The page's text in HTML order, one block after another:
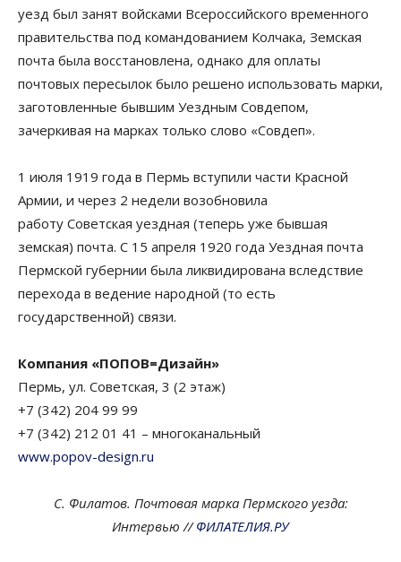
уезд был занят войсками Всероссийского временного
правительства под командованием Колчака, Земская
почта была восстановлена, однако для оплаты
почтовых пересылок было решено использовать марки,
заготовленные бывшим Уездным Совдепом,
зачеркивая на марках только слово «Совдеп».
1 июля 1919 года в Пермь вступили части Красной
Армии, и через 2 недели возобновила
работу Советская уездная (теперь уже бывшая
земская) почта. С 15 апреля 1920 года Уездная почта
Пермской губернии была ликвидирована вследствие
перехода в ведение народной (то есть
государственной) связи.
Компания «ПОПОВ=Дизайн»
Пермь, ул. Советская, 3 (2 этаж)
+7 (342) 204 99 99
+7 (342) 212 01 41 – многоканальный
www.popov-design.ru
С. Филатов. Почтовая марка Пермского уезда:
Интервью //ФИЛАТЕЛИЯ.РУ